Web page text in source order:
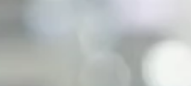
Jak bezpiecznie jeździć autem